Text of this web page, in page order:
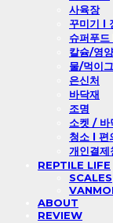
사육장
꾸미기 l
슈퍼푸
칼슘/영
물/먹이
은신처
바닥재
조명
소켓 / 바
청소 l 편
개인결제
REPTILE LIFE
SCALES
ABOUT
REVIEW